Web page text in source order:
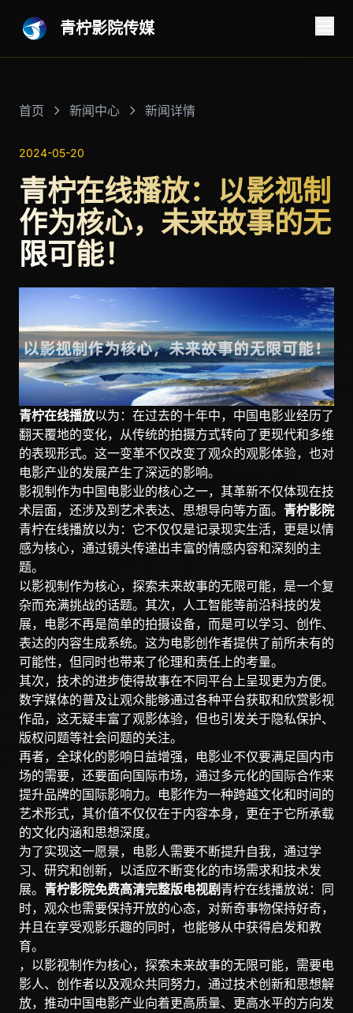
青柠影院传媒
首页 新闻中心 新闻详情
2024-05-20
青柠在线播放：以影视制
作为核心，未来故事的无
限可能！
青柠在线播放以为：在过去的十年中，中国电影业经历了
翻天覆地的变化，从传统的拍摄方式转向了更现代和多维
的表现形式。这一变革不仅改变了观众的观影体验，也对
电影产业的发展产生了深远的影响。
影视制作为中国电影业的核心之一，其革新不仅体现在技
术层面，还涉及到艺术表达、思想导向等方面。 青柠影院
青柠在线播放以为：它不仅仅是记录现实生活，更是以情
感为核心，通过镜头传递出丰富的情感内容和深刻的主
题。
以影视制作为核心，探索未来故事的无限可能，是一个复
杂而充满挑战的话题。其次，人工智能等前沿科技的发
展，电影不再是简单的拍摄设备，而是可以学习、创作、
表达的内容生成系统。这为电影创作者提供了前所未有的
可能性，但同时也带来了伦理和责任上的考量。
其次，技术的进步使得故事在不同平台上呈现更为方便。
数字媒体的普及让观众能够通过各种平台获取和欣赏影视
作品，这无疑丰富了观影体验，但也引发关于隐私保护、
版权问题等社会问题的关注。
再者，全球化的影响日益增强，电影业不仅要满足国内市
场的需要，还要面向国际市场，通过多元化的国际合作来
提升品牌的国际影响力。电影作为一种跨越文化和时间的
艺术形式，其价值不仅仅在于内容本身，更在于它所承载
的文化内涵和思想深度。
为了实现这一愿景，电影人需要不断提升自我，通过学
习、研究和创新，以适应不断变化的市场需求和技术发
展。 青柠影院免费高清完整版电视剧 青柠在线播放说：同
时，观众也需要保持开放的心态，对新奇事物保持好奇，
并且在享受观影乐趣的同时，也能够从中获得启发和教
育。
，以影视制作为核心，探索未来故事的无限可能，需要电
影人、创作者以及观众共同努力，通过技术创新和思想解
放，推动中国电影产业向着更高质量、更高水平的方向发